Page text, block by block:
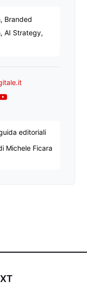
Branded
AI Strategy,
YouTube
editoriali
Michele Ficara